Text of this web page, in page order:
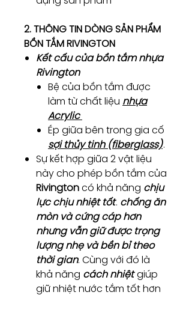
2. THÔNG TIN DÒNG SẢN PHẨM
BỒN TẮM RIVINGTON
Kết cấu của bồn tắm nhựa
Rivington
Bệ của bồn tắm được
làm từ chất liệu nhựa
Acrylic
Ép giữa bên trong gia cố
sợi thủy tinh (fiberglass).
Sự kết hợp giữa 2 vật liệu
này cho phép bồn tắm của
Rivingtoncó khả năng chịu
lực chịu nhiệt tốt. chống ăn
mòn và cứng cáp hơn
nhưng vẫn giữ được trọng
lượng nhẹ và bền bỉ theo
thời gian. Cùng với đó là
khả năng cách nhiệtgiúp
giữ nhiệt nước tắm tốt hơn